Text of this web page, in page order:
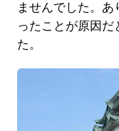
ませんでした。
ったことが原因だ
た。